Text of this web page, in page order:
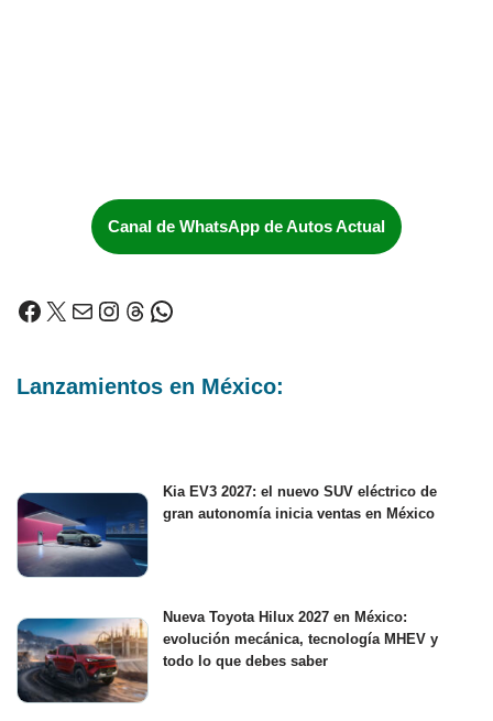
Canal de WhatsApp de Autos Actual
Lanzamientos en México:
Kia EV3 2027: el nuevo SUV eléctrico de
gran autonomía inicia ventas en México
Nueva Toyota Hilux 2027 en México:
evolución mecánica, tecnología MHEV y
todo lo que debes saber